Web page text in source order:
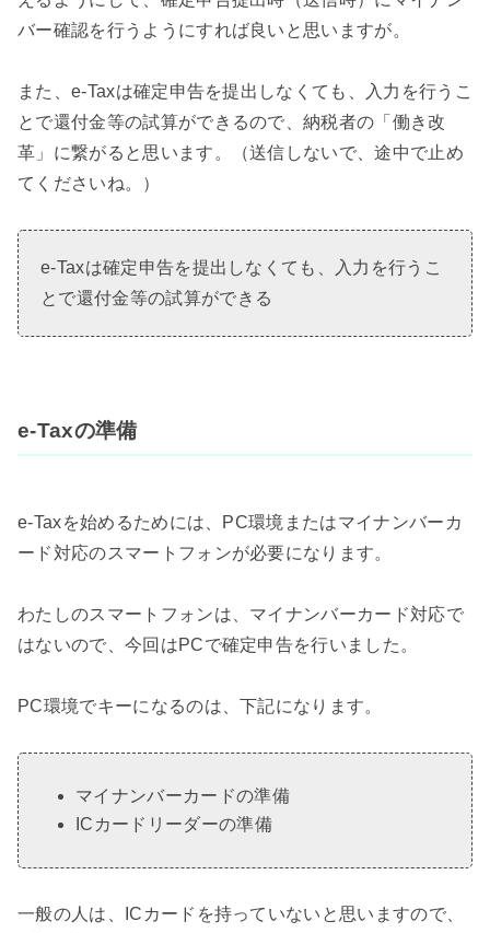
バー確認を行うようにすれば良いと思いますが。
また、e-Taxは確定申告を提出しなくても、入力を行うこ
とで還付金等の試算ができるので、納税者の「働き改
革」に繋がると思います。（送信しないで、途中で止め
てくださいね。）
e-Taxは確定申告を提出しなくても、入力を行うこ
とで還付金等の試算ができる
e-Taxの準備
e-Taxを始めるためには、PC環境またはマイナンバーカ
ード対応のスマートフォンが必要になります。
わたしのスマートフォンは、マイナンバーカード対応で
はないので、今回はPCで確定申告を行いました。
PC環境でキーになるのは、下記になります。
マイナンバーカードの準備
ICカードリーダーの準備
一般の人は、ICカードを持っていないと思いますので、